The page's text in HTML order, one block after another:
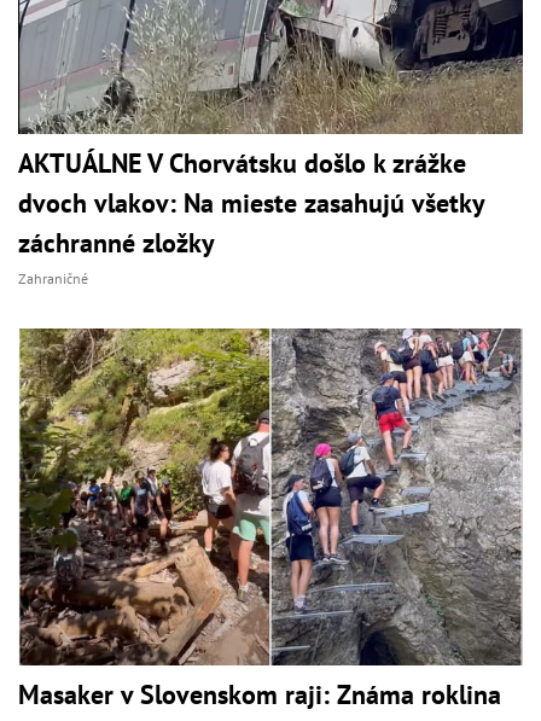
AKTUÁLNE V Chorvátsku došlo k zrážke
dvoch vlakov: Na mieste zasahujú všetky
záchranné zložky
Zahraničné
Masaker v Slovenskom raji: Známa roklina